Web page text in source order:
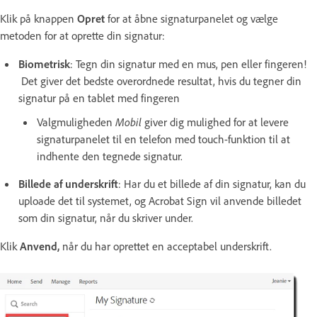
Klik på knappen Opret for at åbne signaturpanelet og vælge
metoden for at oprette din signatur:
Biometrisk: Tegn din signatur med en mus, pen eller fingeren!
Det giver det bedste overordnede resultat, hvis du tegner din
signatur på en tablet med fingeren
Valgmuligheden Mobil giver dig mulighed for at levere
signaturpanelet til en telefon med touch-funktion til at
indhente den tegnede signatur.
Billede af underskrift: Har du et billede af din signatur, kan du
uploade det til systemet, og Acrobat Sign vil anvende billedet
som din signatur, når du skriver under.
KlikAnvend, når du har oprettet en acceptabel underskrift.